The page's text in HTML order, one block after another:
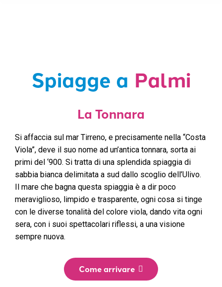
Spiagge a Palmi
La Tonnara
Si affaccia sul mar Tirreno, e precisamente nella “Costa
Viola”, deve il suo nome ad un’antica tonnara, sorta ai
primi del ‘900. Si tratta di una splendida spiaggia di
sabbia bianca delimitata a sud dallo scoglio dell’Ulivo.
Il mare che bagna questa spiaggia è a dir poco
meraviglioso, limpido e trasparente, ogni cosa si tinge
con le diverse tonalità del colore viola, dando vita ogni
sera, con i suoi spettacolari riflessi, a una visione
sempre nuova.
Come arrivare